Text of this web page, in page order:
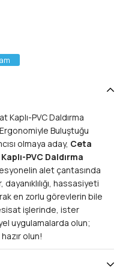
Kaplı-PVC Daldırma
Buluştuğu
olmaya aday, Ceta
PVC Daldırma
alet çantasında
hassasiyeti
en zorlu görevlerin bile
işlerinde, ister
uygulamalarda olun;
olun!
Neden